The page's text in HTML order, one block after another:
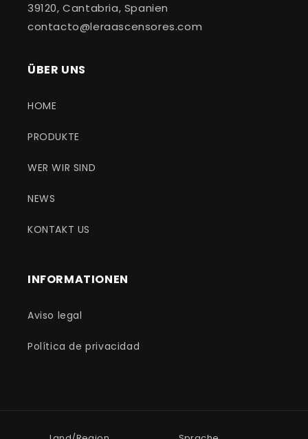
39120, Cantabria, Spanien
contacto@leraascensores.com
ÜBER UNS
HOME
PRODUKTE
WER WIR SIND
NEWS
KONTAKT US
INFORMATIONEN
Aviso legal
Política de privacidad